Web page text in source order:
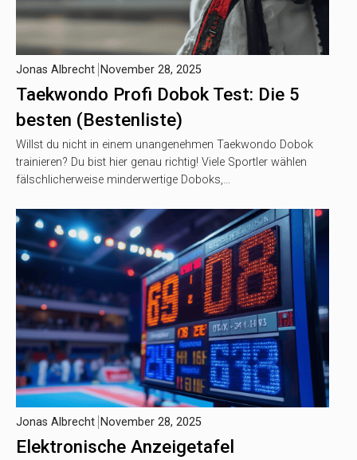
Taekwondo Profi Dobok Test: Die 5
besten (Bestenliste)
Jonas Albrecht November 28, 2025
Willst du nicht in einem unangenehmen Taekwondo Dobok
trainieren? Du bist hier genau richtig! Viele Sportler wählen
fälschlicherweise minderwertige Doboks,…
Elektronische Anzeigetafel
Jonas Albrecht November 28, 2025